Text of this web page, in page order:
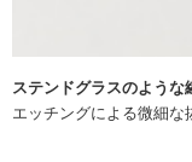
ステンドグラスのような
エッチングによる微細な